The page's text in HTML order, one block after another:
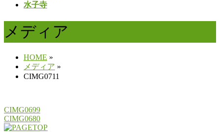
水子寺
メディア
HOME »
メディア »
CIMG0711
CIMG0699
CIMG0680